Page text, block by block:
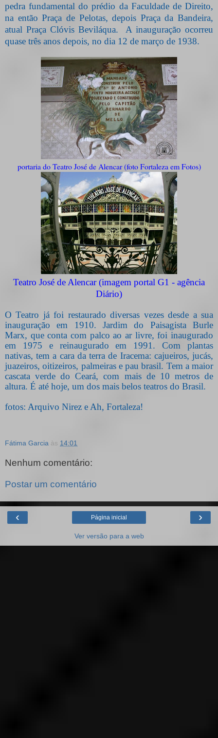
pedra fundamental do prédio da Faculdade de Direito,
na então Praça de Pelotas, depois Praça da Bandeira,
atual Praça Clóvis Beviláqua. A inauguração ocorreu
quase três anos depois, no dia 12 de março de 1938.
portaria do Teatro José de Alencar (foto Fortaleza em Fotos)
Teatro José de Alencar (imagem portal G1 - agência
Diário)
O Teatro já foi restaurado diversas vezes desde a sua
inauguração em 1910. Jardim do Paisagista Burle
Marx, que conta com palco ao ar livre, foi inaugurado
em 1975 e reinaugurado em 1991. Com plantas
nativas, tem a cara da terra de Iracema: cajueiros, jucás,
juazeiros, oitizeiros, palmeiras e pau brasil. Tem a maior
cascata verde do Ceará, com mais de 10 metros de
altura. É até hoje, um dos mais belos teatros do Brasil.
fotos: Arquivo Nirez e Ah, Fortaleza!
Fátima Garcia às 14:01
Nenhum comentário:
Postar um comentário
‹ ›
Página inicial
Ver versão para a web